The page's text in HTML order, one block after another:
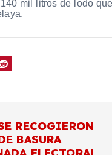
mil litros de lodo
RECOGIERON
BASURA